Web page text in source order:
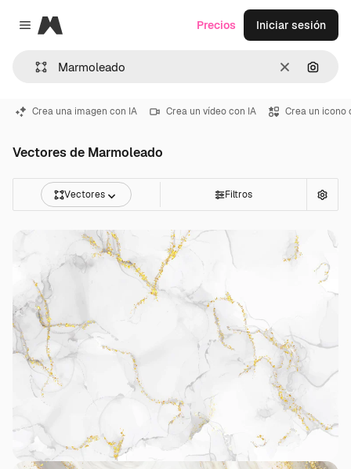
Close menu
Magnific
Borrar
Precios Iniciar sesión
Crea una imagen con IA Crea un vídeo con IA Crea un icono
Vectores de Marmoleado
Vectores Filtros